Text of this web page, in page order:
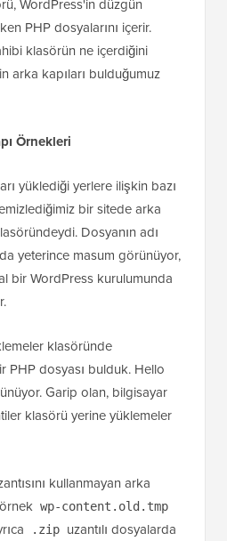
WordPress'in düzgün
PHP dosyalarını içerir.
klasörün ne içerdiğini
arka kapıları bulduğumuz
Örnekleri
yüklediği yerlere ilişkin bazı
bir sitede arka
Dosyanın adı
yeterince masum görünüyor,
bir WordPress kurulumunda
klasöründe
PHP dosyası bulduk. Hello
Garip olan, bilgisayar
klasörü yerine yüklemeler
kullanmayan arka
wp-content.old.tmp
.zip uzantılı dosyalarda